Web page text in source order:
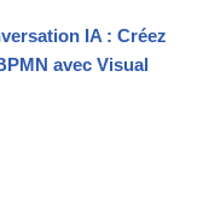
IA : Créez
avec Visual